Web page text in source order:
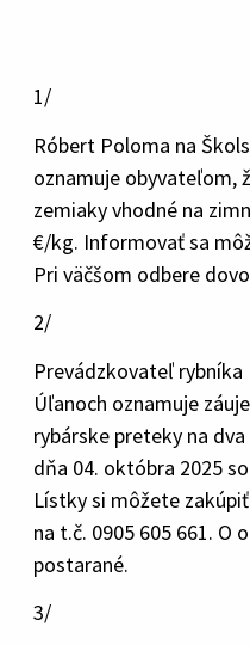
1/
Róbert Poloma na
oznamuje obyvateľom,
zemiaky vhodné na
€/kg. Informovať sa
Pri väčšom odbere
2/
Prevádzkovateľ
Úľanoch oznamuje
rybárske preteky na
dňa 04. októbra 2025
Lístky si môžete
na t.č. 0905 605 661. O
postarané.
3/